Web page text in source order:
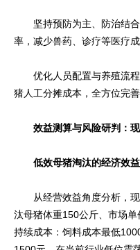
坚持预防为主、防治结合
率，减少兽药、诊疗等医疗
优化人员配置与养殖流程
猪人工分摊成本，全方位完
效益测算与风险研判：现
低效母猪淘汰的经济效益
从经营效益角度分析，现
汰母猪体重150公斤、市场
持续成本：饲料成本最低